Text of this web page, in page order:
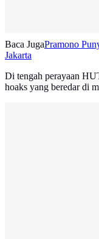
Baca JugaPramono
Jakarta
Di tengah perayaan
hoaks yang beredar di